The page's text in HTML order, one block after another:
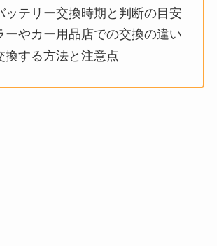
ッテリー交換時期と判断の目安
ーやカー用品店での交換の違い
換する方法と注意点